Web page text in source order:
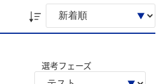
選考フェーズ